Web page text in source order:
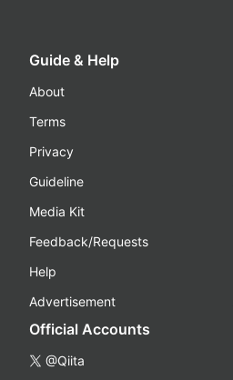
Guide & Help
About
Terms
Privacy
Guideline
Media Kit
Feedback/Requests
Help
Advertisement
Official Accounts
@Qiita